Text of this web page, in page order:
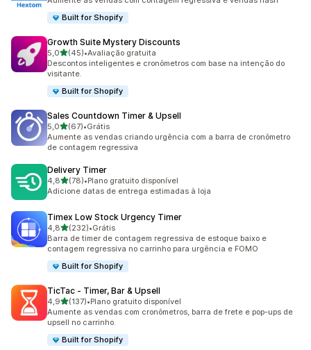
Built for Shopify
Growth Suite Mystery Discounts
5,0de 5 estrelas
(45)
45 avaliações ao todo
•Avaliação gratuita
Descontos inteligentes e cronômetros com base na intenção do
visitante.
Built for Shopify
Sales Countdown Timer & Upsell
5,0de 5 estrelas
(67)
67 avaliações ao todo
•Grátis
Aumente as vendas criando urgência com a barra de cronômetro
de contagem regressiva
Delivery Timer
4,8de 5 estrelas
(78)
78 avaliações ao todo
•Plano gratuito disponível
Adicione datas de entrega estimadas à loja
Timex Low Stock Urgency Timer
4,8de 5 estrelas
(232)
232 avaliações ao todo
•Grátis
Barra de timer de contagem regressiva de estoque baixo e
contagem regressiva no carrinho para urgência e FOMO
Built for Shopify
TicTac ‑ Timer, Bar & Upsell
4,9de 5 estrelas
(137)
137 avaliações ao todo
•Plano gratuito disponível
Aumente as vendas com cronômetros, barra de frete e pop-ups de
upsell no carrinho.
Built for Shopify